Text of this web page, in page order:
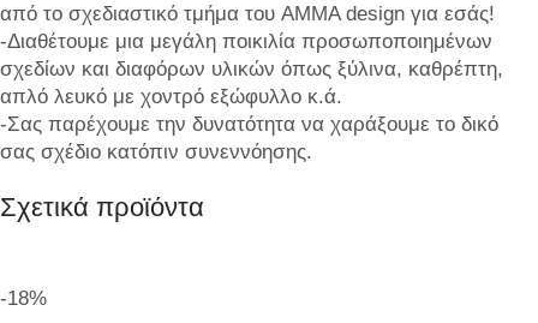
από το σχεδιαστικό τμήμα του AMMA design για εσάς!
-Διαθέτουμε μια μεγάλη ποικιλία προσωποποιημένων
σχεδίων και διαφόρων υλικών όπως ξύλινα, καθρέπτη,
απλό λευκό με χοντρό εξώφυλλο κ.ά.
-Σας παρέχουμε την δυνατότητα να χαράξουμε το δικό
σας σχέδιο κατόπιν συνεννόησης.
Σχετικά προϊόντα
-18%